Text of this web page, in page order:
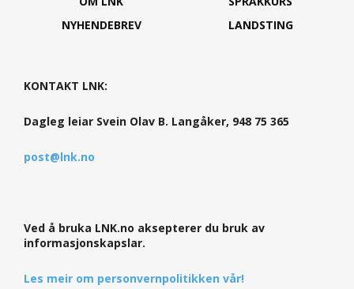
NYHENDEBREV
LANDSTING
KONTAKT LNK:
Dagleg leiar Svein Olav B. Langåker, 948 75 365
post@lnk.no
Ved å bruka LNK.no aksepterer du bruk av
informasjonskapslar.
Les meir om personvernpolitikken vår!